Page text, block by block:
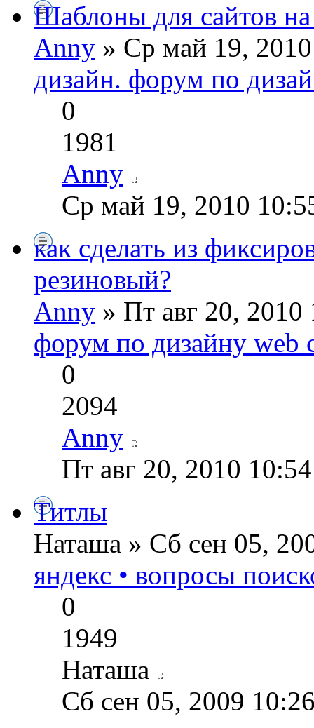
Шаблоны для сайтов
Anny » Ср май 19,
дизайн. форум по
0
1981
Anny
Ср май 19, 2010
как сделать из
резиновый?
Anny » Пт авг 20,
форум по дизайну web
0
2094
Anny
Пт авг 20, 2010
Титлы
Наташа » Сб сен 05,
яндекс • вопросы
0
1949
Наташа
Сб сен 05, 2009